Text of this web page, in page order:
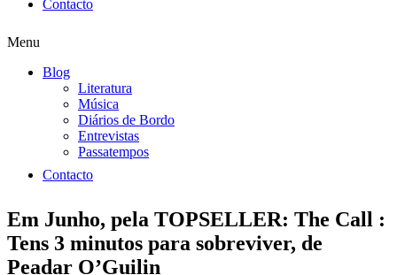
Contacto
Menu
Blog
Literatura
Música
Diários de Bordo
Entrevistas
Passatempos
Contacto
Em Junho, pela TOPSELLER: The Call :
Tens 3 minutos para sobreviver, de
Peadar O’Guilin